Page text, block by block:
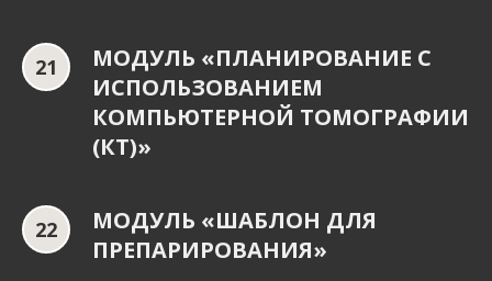
МОДУЛЬ «ПЛАНИРОВАНИЕ С
ИСПОЛЬЗОВАНИЕМ
КОМПЬЮТЕРНОЙ ТОМОГРАФИИ
(КТ)»
МОДУЛЬ «ШАБЛОН ДЛЯ
ПРЕПАРИРОВАНИЯ»